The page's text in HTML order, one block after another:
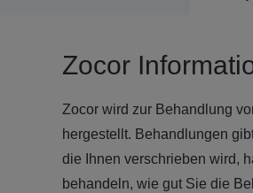
Zocor
Zocor wird zur Behandlung
hergestellt. Behandlungen
die Ihnen verschrieben wird,
behandeln, wie gut Sie die